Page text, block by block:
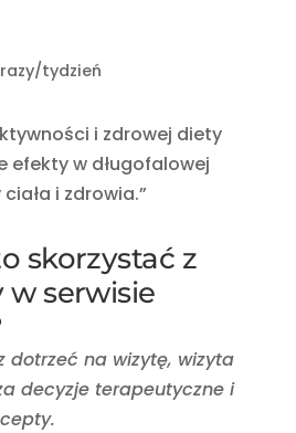
tydzień
i zdrowej diety
efekty w długofalowej
i zdrowia.”
skorzystać z
serwisie
dotrzeć na wizytę, wizyta
decyzje terapeutyczne i